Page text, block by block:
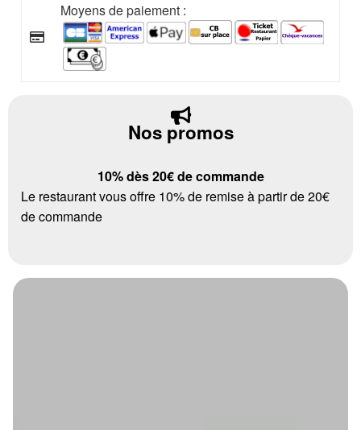
Moyens de paiement :
Nos promos
10% dès 20€ de commande
Le restaurant vous offre 10% de remise à partir de 20€
de commande